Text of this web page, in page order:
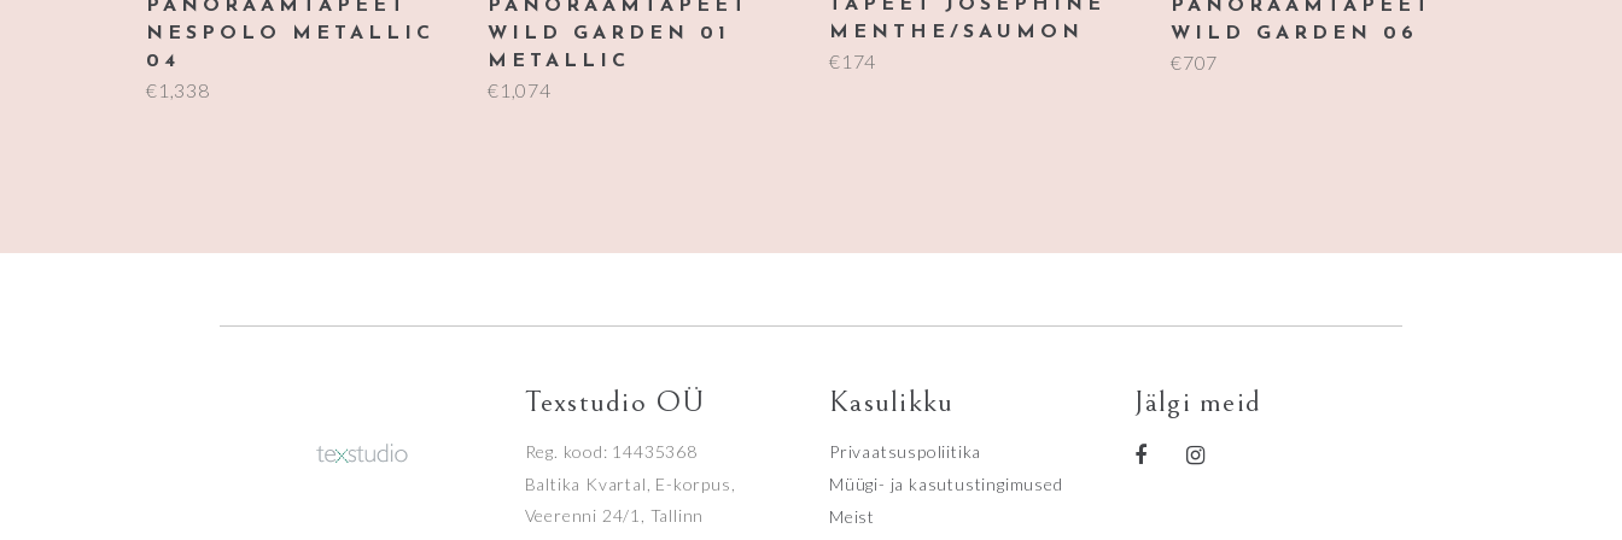
PANORAAMTAPEET
NESPOLO METALLIC
04
€1,338
PANORAAMTAPEET
WILD GARDEN 01
METALLIC
€1,074
TAPEET JOSEPHINE
MENTHE/SAUMON
€174
PANORAAMTAPEET
WILD GARDEN 06
€707
Texstudio OÜ
Reg. kood: 14435368
Baltika Kvartal, E-korpus,
Veerenni 24/1, Tallinn
Kasulikku
Privaatsuspoliitika
Müügi- ja kasutustingimused
Meist
Jälgi meid